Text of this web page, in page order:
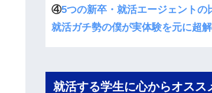
④5つの新卒・就活エージェントの
就活ガチ勢の僕が実体験を元に超解
就活する学生に心からオスス